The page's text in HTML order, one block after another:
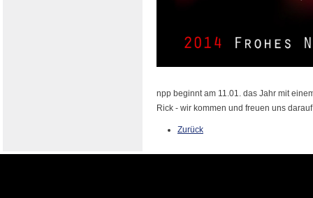
npp beginnt am 11.01. das Jahr mit
Rick - wir kommen und freuen uns
Zurück